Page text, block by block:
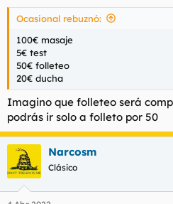
Ocasional rebuznó:
100€ masaje
5€ test
50€ folleteo
20€ ducha
Imagino que folleteo será
podrás ir solo a folleto por 50
Narcosm
Clásico